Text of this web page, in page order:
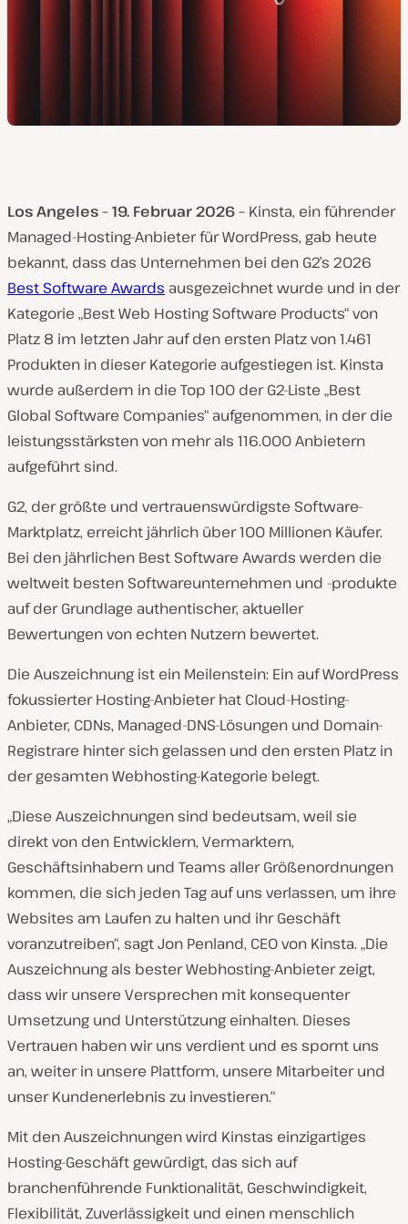
Los Angeles – 19. Februar 2026 – Kinsta, ein führender
Managed-Hosting-Anbieter für WordPress, gab heute
bekannt, dass das Unternehmen bei den G2’s 2026
Best Software Awards ausgezeichnet wurde und in der
Kategorie „Best Web Hosting Software Products“ von
Platz 8 im letzten Jahr auf den ersten Platz von 1.461
Produkten in dieser Kategorie aufgestiegen ist. Kinsta
wurde außerdem in die Top 100 der G2-Liste „Best
Global Software Companies“ aufgenommen, in der die
leistungsstärksten von mehr als 116.000 Anbietern
aufgeführt sind.
G2, der größte und vertrauenswürdigste Software-
Marktplatz, erreicht jährlich über 100 Millionen Käufer.
Bei den jährlichen Best Software Awards werden die
weltweit besten Softwareunternehmen und -produkte
auf der Grundlage authentischer, aktueller
Bewertungen von echten Nutzern bewertet.
Die Auszeichnung ist ein Meilenstein: Ein auf WordPress
fokussierter Hosting-Anbieter hat Cloud-Hosting-
Anbieter, CDNs, Managed-DNS-Lösungen und Domain-
Registrare hinter sich gelassen und den ersten Platz in
der gesamten Webhosting-Kategorie belegt.
„Diese Auszeichnungen sind bedeutsam, weil sie
direkt von den Entwicklern, Vermarktern,
Geschäftsinhabern und Teams aller Größenordnungen
kommen, die sich jeden Tag auf uns verlassen, um ihre
Websites am Laufen zu halten und ihr Geschäft
voranzutreiben“, sagt Jon Penland, CEO von Kinsta. „Die
Auszeichnung als bester Webhosting-Anbieter zeigt,
dass wir unsere Versprechen mit konsequenter
Umsetzung und Unterstützung einhalten. Dieses
Vertrauen haben wir uns verdient und es spornt uns
an, weiter in unsere Plattform, unsere Mitarbeiter und
unser Kundenerlebnis zu investieren.“
Mit den Auszeichnungen wird Kinstas einzigartiges
Hosting-Geschäft gewürdigt, das sich auf
branchenführende Funktionalität, Geschwindigkeit,
Flexibilität, Zuverlässigkeit und einen menschlich